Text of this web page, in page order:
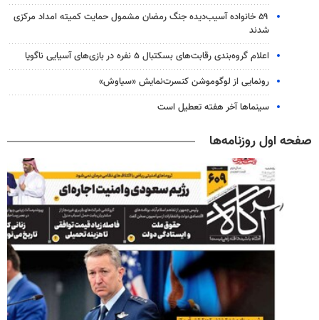
۵۹ خانواده آسیب‌دیده جنگ رمضان مشمول حمایت کمیته امداد مرکزی
شدند
اعلام گروه‌بندی رقابت‌های بسکتبال ۵ نفره در بازی‌های آسیایی ناگویا
رونمایی از لوگوموشن کنسرت‌نمایش «سیاوش»
سینماها آخر هفته تعطیل است
صفحه اول روزنامه‌ها